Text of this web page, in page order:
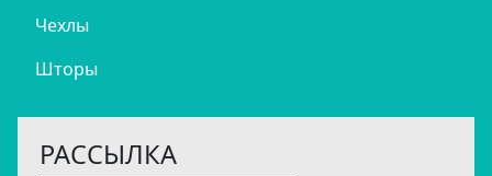
Чехлы
Шторы
РАССЫЛКА